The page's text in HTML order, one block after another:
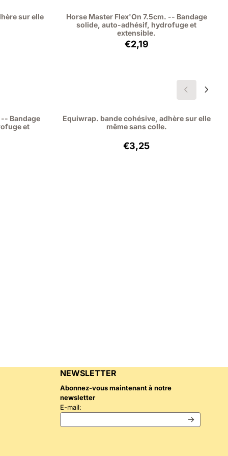
sur elle
Horse Master Flex'On 7.5cm. -- Bandage
solide, auto-adhésif, hydrofuge et
extensible.
Prix: 2,19, hors TVA : 2,01
€2,19
Bandage
et
Equiwrap. bande cohésive, adhère sur elle
même sans colle.
Prix: 3,25, hors TVA : 2,98
€3,25
NEWSLETTER
Abonnez-vous maintenant à notre
newsletter
E-mail: